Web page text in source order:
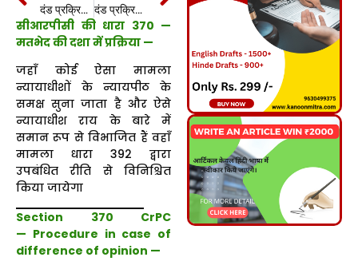
दंड प्रक्रिया संहिता की धारा 369 | सीआरपीसी की धारा 369 | Section 369 CrPC in hindi दंड प्रक्रिया संहिता की धारा 371 | सीआरपीसी की धारा 371 | Section 371 CrPC in hindi
सीआरपीसी की धारा 370 —
मतभेद की दशा में प्रक्रिया —
जहाँ कोई ऐसा मामला
न्यायाधीशों के न्यायपीठ के
समक्ष सुना जाता है और ऐसे
न्यायाधीश राय के बारे में
समान रूप से विभाजित हैं वहाँ
मामला धारा 392 द्वारा
उपबंधित रीति से विनिश्चित
किया जायेगा
Section 370 CrPC
— Procedure in case of
difference of opinion —